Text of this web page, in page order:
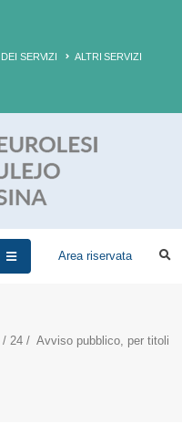
SERVIZI ALTRI SERVIZI
Area riservata
24 / Avviso pubblico, per titoli